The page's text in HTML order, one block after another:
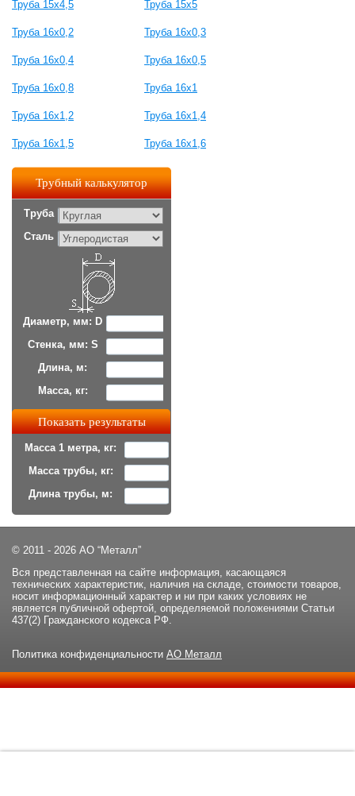
Труба 15х4,5 Труба 15х5
Труба 16х0,2 Труба 16х0,3
Труба 16х0,4 Труба 16х0,5
Труба 16х0,8 Труба 16х1
Труба 16х1,2 Труба 16х1,4
Труба 16х1,5 Труба 16х1,6
Трубный калькулятор
Труба
Сталь
Диаметр, мм: D
Стенка, мм: S
Длина, м:
Масса, кг:
Масса 1 метра, кг:
Масса трубы, кг:
Длина трубы, м:
© 2011 - 2026 АО “Металл”
Вся представленная на сайте информация, касающаяся
технических характеристик, наличия на складе, стоимости товаров,
носит информационный характер и ни при каких условиях не
является публичной офертой, определяемой положениями Статьи
437(2) Гражданского кодекса РФ.
Политика конфиденциальности АО Металл